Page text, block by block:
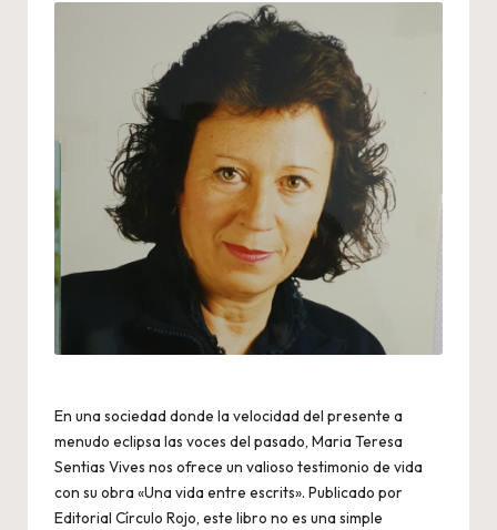
En una sociedad donde la velocidad del presente a
menudo eclipsa las voces del pasado, Maria Teresa
Sentias Vives nos ofrece un valioso testimonio de vida
con su obra «Una vida entre escrits». Publicado por
Editorial Círculo Rojo, este libro no es una simple